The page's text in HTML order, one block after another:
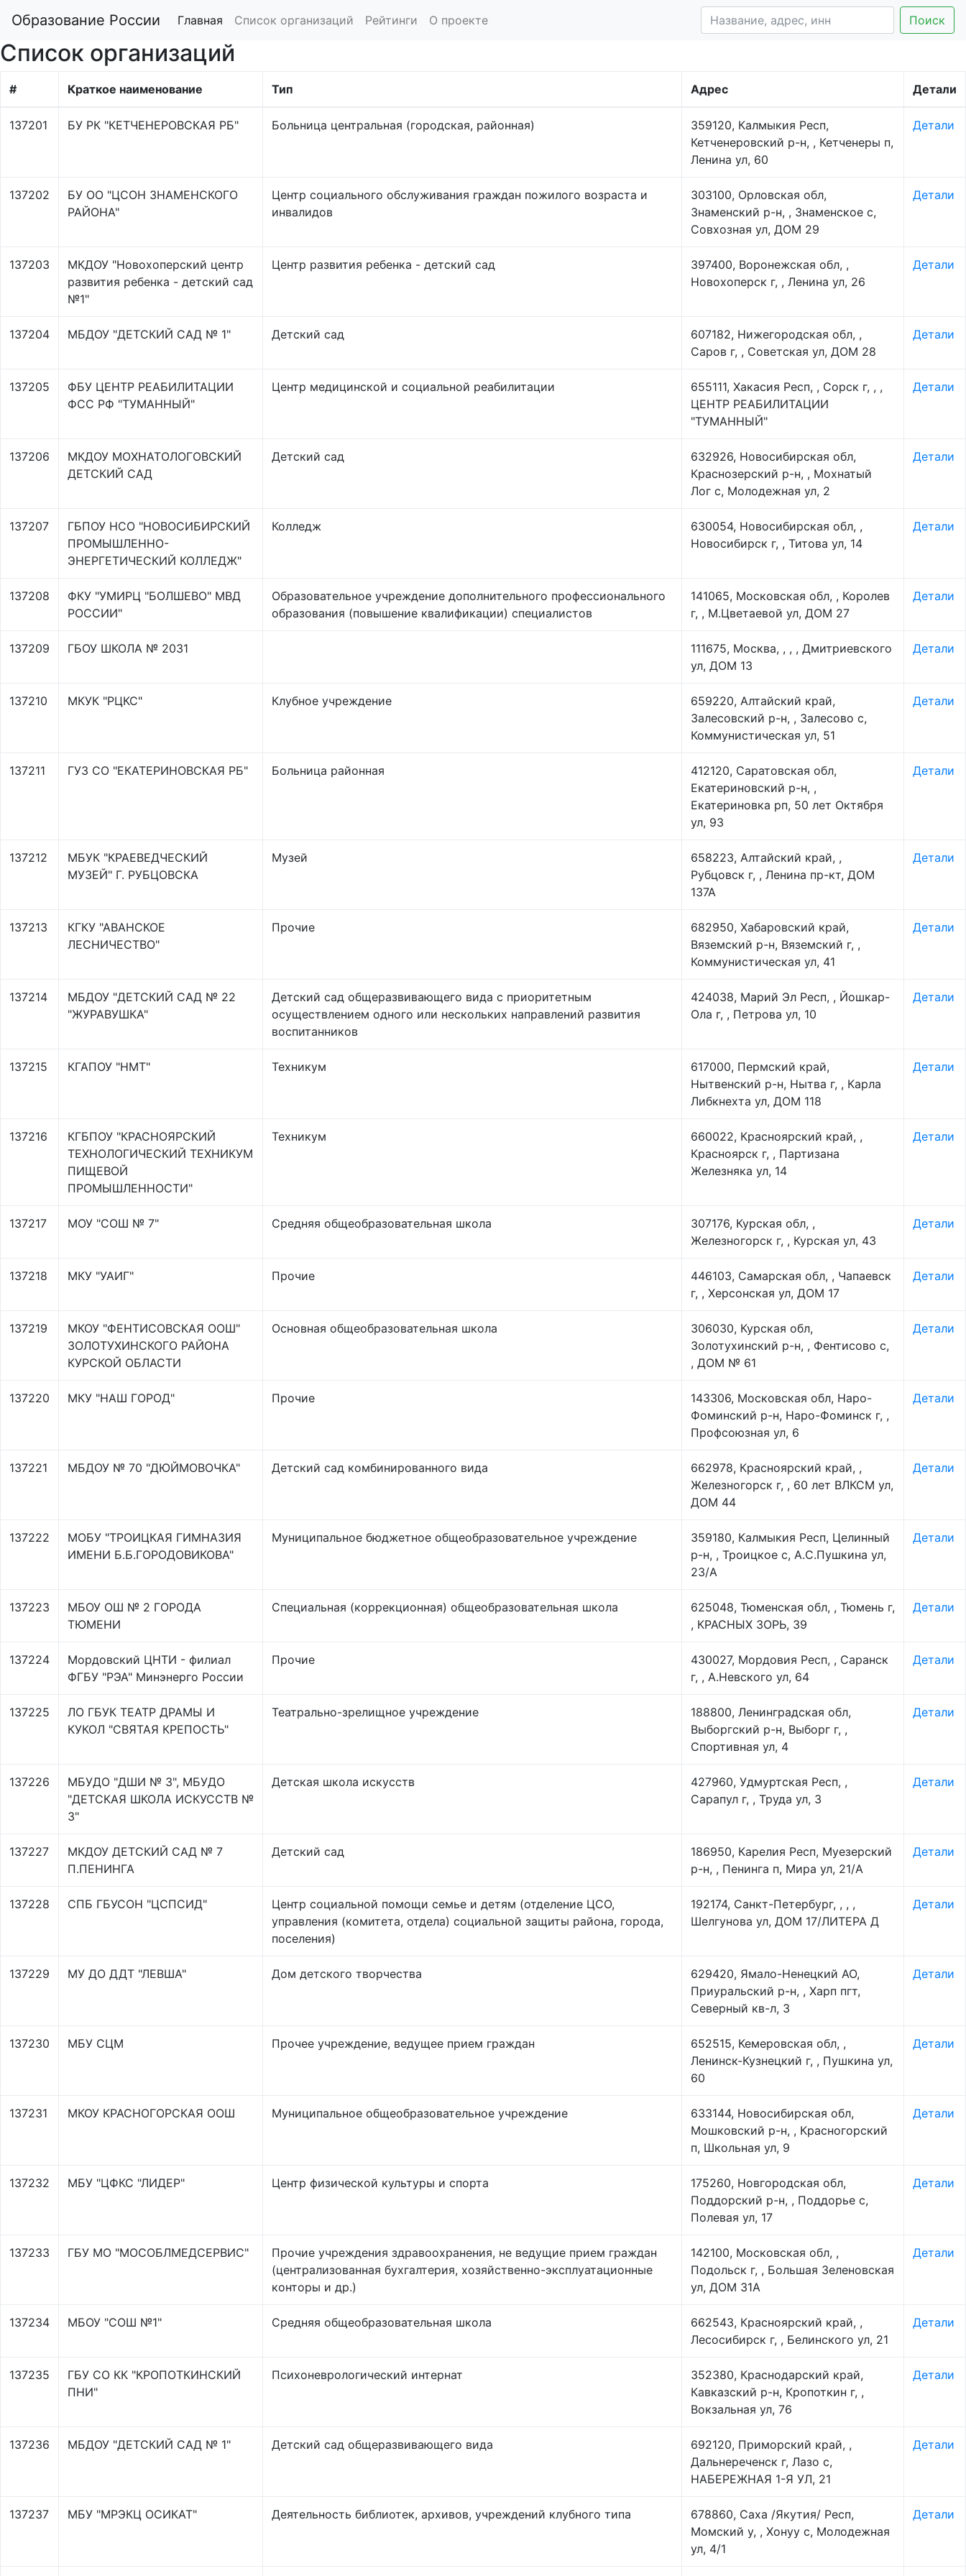
Образование России Главная Список организаций Рейтинги О проекте Поиск
Список организаций
# Краткое наименование Тип Адрес Детали
137201 БУ РК "КЕТЧЕНЕРОВСКАЯ РБ" Больница центральная (городская, районная)
359120, Калмыкия Респ,
Кетченеровский р-н, , Кетченеры п,
Ленина ул, 60
Детали
137202
БУ ОО "ЦСОН ЗНАМЕНСКОГО
РАЙОНА"
Центр социального обслуживания граждан пожилого возраста и
инвалидов
303100, Орловская обл,
Знаменский р-н, , Знаменское с,
Совхозная ул, ДОМ 29
Детали
137203
МКДОУ "Новохоперский центр
развития ребенка - детский сад
№1"
Центр развития ребенка - детский сад
397400, Воронежская обл, ,
Новохоперск г, , Ленина ул, 26
Детали
137204 МБДОУ "ДЕТСКИЙ САД № 1" Детский сад
607182, Нижегородская обл, ,
Саров г, , Советская ул, ДОМ 28
Детали
137205
ФБУ ЦЕНТР РЕАБИЛИТАЦИИ
ФСС РФ "ТУМАННЫЙ"
Центр медицинской и социальной реабилитации
655111, Хакасия Респ, , Сорск г, , ,
ЦЕНТР РЕАБИЛИТАЦИИ
"ТУМАННЫЙ"
Детали
137206
МКДОУ МОХНАТОЛОГОВСКИЙ
ДЕТСКИЙ САД
Детский сад
632926, Новосибирская обл,
Краснозерский р-н, , Мохнатый
Лог с, Молодежная ул, 2
Детали
137207
ГБПОУ НСО "НОВОСИБИРСКИЙ
ПРОМЫШЛЕННО-
ЭНЕРГЕТИЧЕСКИЙ КОЛЛЕДЖ"
Колледж
630054, Новосибирская обл, ,
Новосибирск г, , Титова ул, 14
Детали
137208
ФКУ "УМИРЦ "БОЛШЕВО" МВД
РОССИИ"
Образовательное учреждение дополнительного профессионального
образования (повышение квалификации) специалистов
141065, Московская обл, , Королев
г, , М.Цветаевой ул, ДОМ 27
Детали
137209 ГБОУ ШКОЛА № 2031
111675, Москва, , , , Дмитриевского
ул, ДОМ 13
Детали
137210 МКУК "РЦКС" Клубное учреждение
659220, Алтайский край,
Залесовский р-н, , Залесово с,
Коммунистическая ул, 51
Детали
137211 ГУЗ СО "ЕКАТЕРИНОВСКАЯ РБ" Больница районная
412120, Саратовская обл,
Екатериновский р-н, ,
Екатериновка рп, 50 лет Октября
ул, 93
Детали
137212
МБУК "КРАЕВЕДЧЕСКИЙ
МУЗЕЙ" Г. РУБЦОВСКА
Музей
658223, Алтайский край, ,
Рубцовск г, , Ленина пр-кт, ДОМ
137А
Детали
137213
КГКУ "АВАНСКОЕ
ЛЕСНИЧЕСТВО"
Прочие
682950, Хабаровский край,
Вяземский р-н, Вяземский г, ,
Коммунистическая ул, 41
Детали
137214
МБДОУ "ДЕТСКИЙ САД № 22
"ЖУРАВУШКА"
Детский сад общеразвивающего вида с приоритетным
осуществлением одного или нескольких направлений развития
воспитанников
424038, Марий Эл Респ, , Йошкар-
Ола г, , Петрова ул, 10
Детали
137215 КГАПОУ "НМТ" Техникум
617000, Пермский край,
Нытвенский р-н, Нытва г, , Карла
Либкнехта ул, ДОМ 118
Детали
137216
КГБПОУ "КРАСНОЯРСКИЙ
ТЕХНОЛОГИЧЕСКИЙ ТЕХНИКУМ
ПИЩЕВОЙ
ПРОМЫШЛЕННОСТИ"
Техникум
660022, Красноярский край, ,
Красноярск г, , Партизана
Железняка ул, 14
Детали
137217 МОУ "СОШ № 7" Средняя общеобразовательная школа
307176, Курская обл, ,
Железногорск г, , Курская ул, 43
Детали
137218 МКУ "УАИГ" Прочие
446103, Самарская обл, , Чапаевск
г, , Херсонская ул, ДОМ 17
Детали
137219
МКОУ "ФЕНТИСОВСКАЯ ООШ"
ЗОЛОТУХИНСКОГО РАЙОНА
КУРСКОЙ ОБЛАСТИ
Основная общеобразовательная школа
306030, Курская обл,
Золотухинский р-н, , Фентисово с,
, ДОМ № 61
Детали
137220 МКУ "НАШ ГОРОД" Прочие
143306, Московская обл, Наро-
Фоминский р-н, Наро-Фоминск г, ,
Профсоюзная ул, 6
Детали
137221 МБДОУ № 70 "ДЮЙМОВОЧКА" Детский сад комбинированного вида
662978, Красноярский край, ,
Железногорск г, , 60 лет ВЛКСМ ул,
ДОМ 44
Детали
137222
МОБУ "ТРОИЦКАЯ ГИМНАЗИЯ
ИМЕНИ Б.Б.ГОРОДОВИКОВА"
Муниципальное бюджетное общеобразовательное учреждение
359180, Калмыкия Респ, Целинный
р-н, , Троицкое с, А.С.Пушкина ул,
23/А
Детали
137223
МБОУ ОШ № 2 ГОРОДА
ТЮМЕНИ
Специальная (коррекционная) общеобразовательная школа
625048, Тюменская обл, , Тюмень г,
, КРАСНЫХ ЗОРЬ, 39
Детали
137224
Мордовский ЦНТИ - филиал
ФГБУ "РЭА" Минэнерго России
Прочие
430027, Мордовия Респ, , Саранск
г, , А.Невского ул, 64
Детали
137225
ЛО ГБУК ТЕАТР ДРАМЫ И
КУКОЛ "СВЯТАЯ КРЕПОСТЬ"
Театрально-зрелищное учреждение
188800, Ленинградская обл,
Выборгский р-н, Выборг г, ,
Спортивная ул, 4
Детали
137226
МБУДО "ДШИ № 3", МБУДО
"ДЕТСКАЯ ШКОЛА ИСКУССТВ №
3"
Детская школа искусств
427960, Удмуртская Респ, ,
Сарапул г, , Труда ул, 3
Детали
137227
МКДОУ ДЕТСКИЙ САД № 7
П.ПЕНИНГА
Детский сад
186950, Карелия Респ, Муезерский
р-н, , Пенинга п, Мира ул, 21/А
Детали
137228 СПБ ГБУСОН "ЦСПСИД"
Центр социальной помощи семье и детям (отделение ЦСО,
управления (комитета, отдела) социальной защиты района, города,
поселения)
192174, Санкт-Петербург, , , ,
Шелгунова ул, ДОМ 17/ЛИТЕРА Д
Детали
137229 МУ ДО ДДТ "ЛЕВША" Дом детского творчества
629420, Ямало-Ненецкий АО,
Приуральский р-н, , Харп пгт,
Северный кв-л, 3
Детали
137230 МБУ СЦМ Прочее учреждение, ведущее прием граждан
652515, Кемеровская обл, ,
Ленинск-Кузнецкий г, , Пушкина ул,
60
Детали
137231 МКОУ КРАСНОГОРСКАЯ ООШ Муниципальное общеобразовательное учреждение
633144, Новосибирская обл,
Мошковский р-н, , Красногорский
п, Школьная ул, 9
Детали
137232 МБУ "ЦФКС "ЛИДЕР" Центр физической культуры и спорта
175260, Новгородская обл,
Поддорский р-н, , Поддорье с,
Полевая ул, 17
Детали
137233 ГБУ МО "МОСОБЛМЕДСЕРВИС"
Прочие учреждения здравоохранения, не ведущие прием граждан
(централизованная бухгалтерия, хозяйственно-эксплуатационные
конторы и др.)
142100, Московская обл, ,
Подольск г, , Большая Зеленовская
ул, ДОМ 31А
Детали
137234 МБОУ "СОШ №1" Средняя общеобразовательная школа
662543, Красноярский край, ,
Лесосибирск г, , Белинского ул, 21
Детали
137235
ГБУ СО КК "КРОПОТКИНСКИЙ
ПНИ"
Психоневрологический интернат
352380, Краснодарский край,
Кавказский р-н, Кропоткин г, ,
Вокзальная ул, 76
Детали
137236 МБДОУ "ДЕТСКИЙ САД № 1" Детский сад общеразвивающего вида
692120, Приморский край, ,
Дальнереченск г, Лазо с,
НАБЕРЕЖНАЯ 1-Я УЛ, 21
Детали
137237 МБУ "МРЭКЦ ОСИКАТ" Деятельность библиотек, архивов, учреждений клубного типа
678860, Саха /Якутия/ Респ,
Момский у, , Хонуу с, Молодежная
ул, 4/1
Детали